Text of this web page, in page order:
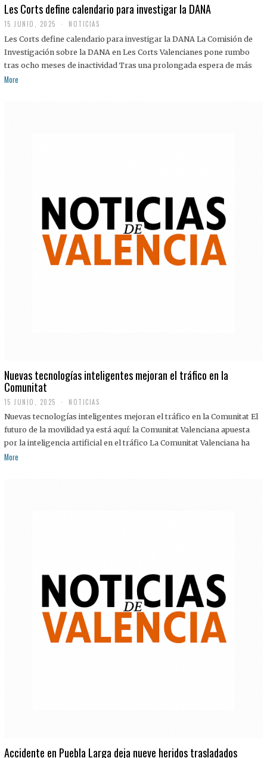
Les Corts define calendario para investigar la DANA
15 JUNIO, 2025 NOTICIAS
Les Corts define calendario para investigar la DANA La Comisión de
Investigación sobre la DANA en Les Corts Valencianes pone rumbo
tras ocho meses de inactividad Tras una prolongada espera de más
More
Nuevas tecnologías inteligentes mejoran el tráfico en la
Comunitat
15 JUNIO, 2025 NOTICIAS
Nuevas tecnologías inteligentes mejoran el tráfico en la Comunitat El
futuro de la movilidad ya está aquí: la Comunitat Valenciana apuesta
por la inteligencia artificial en el tráfico La Comunitat Valenciana ha
More
Accidente en Puebla Larga deja nueve heridos trasladados